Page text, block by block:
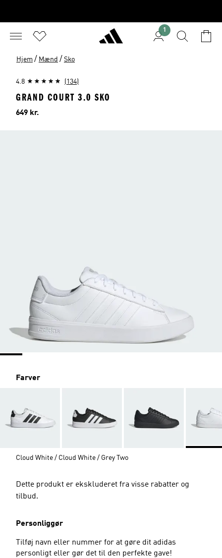
1
Hjem / Mænd / Sko
4.8 (134)
GRAND COURT 3.0 SKO
Pris
649 kr.
Farver
Cloud White / Cloud White / Grey Two
Dette produkt er ekskluderet fra visse rabatter og
tilbud.
Personliggør
Tilføj navn eller nummer for at gøre dit adidas
personligt eller gør det til den perfekte gave!